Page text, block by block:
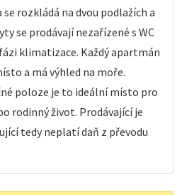
se rozkládá na dvou podlažích a
se prodávají nezařízené s WC
klimatizace. Každý apartmán
a má výhled na moře.
poloze je to ideální místo pro
rodinný život. Prodávající je
tedy neplatí daň z převodu